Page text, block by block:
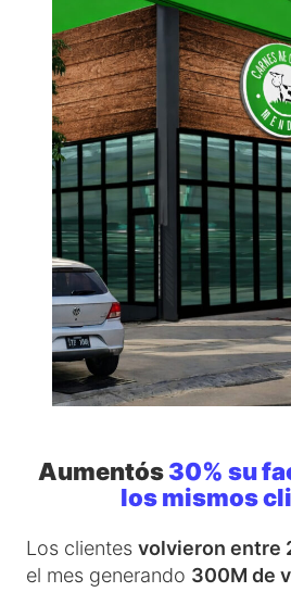
Aumentós30% su
los mismos
Los clientes volvieron entre
el mes generando 300M de